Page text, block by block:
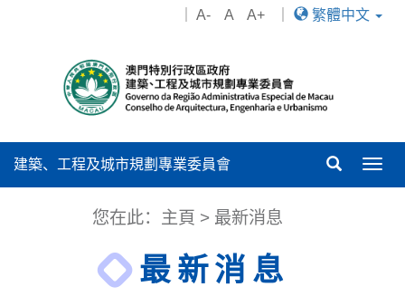
A- A A+ 繁體中文
建築、工程及城市規劃專業委員會
您在此： 主頁 > 最新消息
最新消息